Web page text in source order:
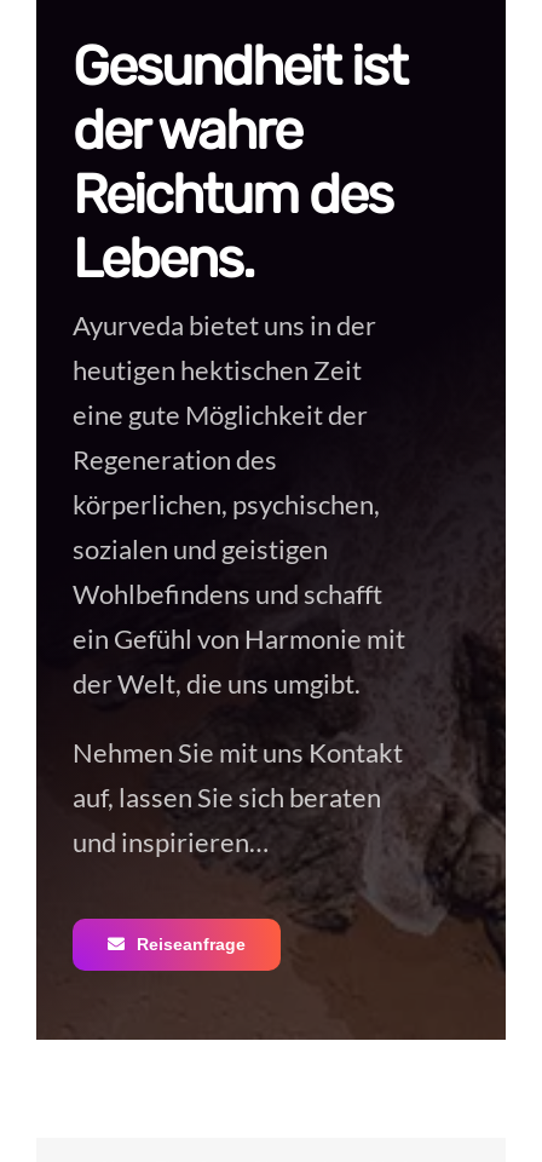
Gesundheit ist
der wahre
Reichtum des
Lebens.
Ayurveda bietet uns in der
heutigen hektischen Zeit
eine gute Möglichkeit der
Regeneration des
körperlichen, psychischen,
sozialen und geistigen
Wohlbefindens und schafft
ein Gefühl von Harmonie mit
der Welt, die uns umgibt.
Nehmen Sie mit uns Kontakt
auf, lassen Sie sich beraten
und inspirieren…
Reiseanfrage